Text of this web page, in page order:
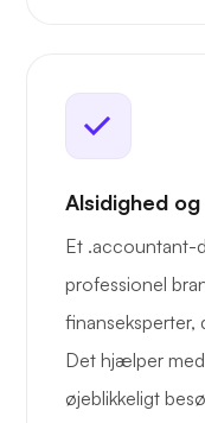
Alsidighed
Et .accountant-
professionel
finanseksperter,
Det hjælper
øjeblikkeligt